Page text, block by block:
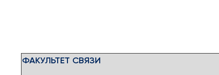
ФАКУЛЬТЕТ СВЯЗИ